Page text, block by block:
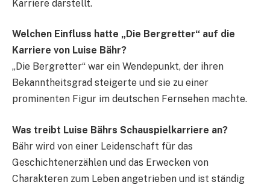
Karriere darstellt.
Welchen Einfluss hatte „Die Bergretter“ auf die
Karriere von Luise Bähr?
„Die Bergretter“ war ein Wendepunkt, der ihren
Bekanntheitsgrad steigerte und sie zu einer
prominenten Figur im deutschen Fernsehen machte.
Was treibt Luise Bährs Schauspielkarriere an?
Bähr wird von einer Leidenschaft für das
Geschichtenerzählen und das Erwecken von
Charakteren zum Leben angetrieben und ist ständig